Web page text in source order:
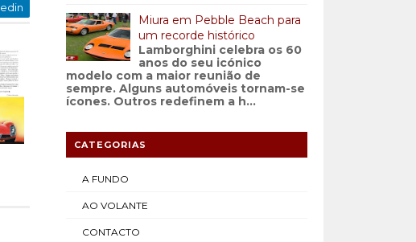
Miura em Pebble Beach para
um recorde histórico
Lamborghini celebra os 60
anos do seu icónico
modelo com a maior reunião de
sempre. Alguns automóveis tornam-se
ícones. Outros redefinem a h...
CATEGORIAS
A FUNDO
AO VOLANTE
CONTACTO